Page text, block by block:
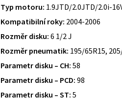
Typ motoru: 1.9JTD/2.0JTD/2.0i-
Kompatibilní roky: 2004-2006
Rozměr disku: 6 1/2 J
Rozměr pneumatik: 195/65R15,
Parametr disku – CH: 58
Parametr disku – PCD: 98
Parametr disku – ST: 5